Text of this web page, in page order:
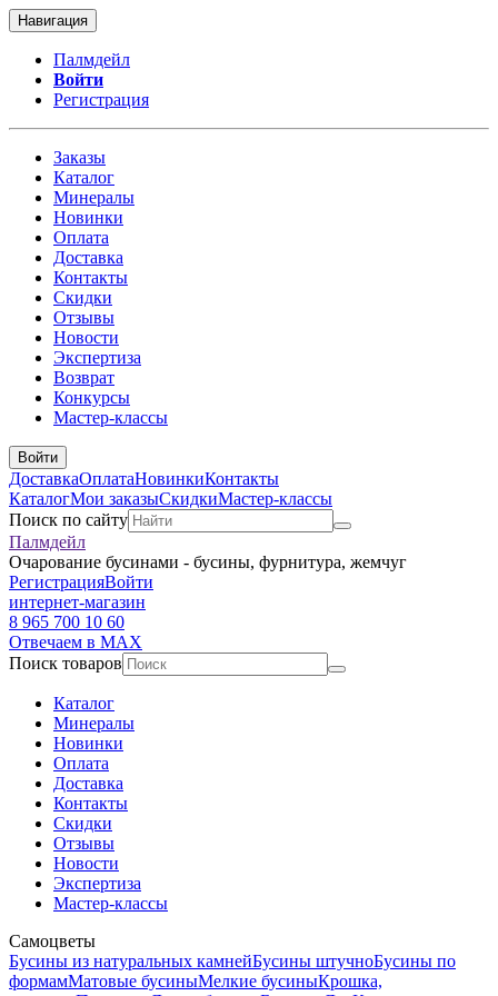
Навигация
Палмдейл
Войти
Регистрация
Заказы
Каталог
Минералы
Новинки
Оплата
Доставка
Контакты
Скидки
Отзывы
Новости
Экспертиза
Возврат
Конкурсы
Мастер-классы
Войти
ДоставкаОплатаНовинкиКонтакты
КаталогМои заказыСкидкиМастер-классы
Поиск по сайту
Палмдейл
Очарование бусинами - бусины, фурнитура, жемчуг
РегистрацияВойти
интернет-магазин
8 965 700 10 60
Отвечаем в MAX
Поиск товаров
Каталог
Минералы
Новинки
Оплата
Доставка
Контакты
Скидки
Отзывы
Новости
Экспертиза
Мастер-классы
Самоцветы
Бусины из натуральных камнейБусины штучноБусины по
формамМатовые бусиныМелкие бусиныКрошка,